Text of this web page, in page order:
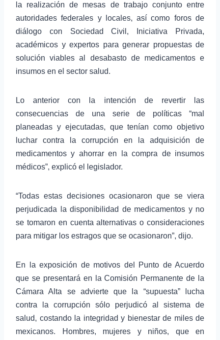
la realización de mesas de trabajo conjunto entre
autoridades federales y locales, así como foros de
diálogo con Sociedad Civil, Iniciativa Privada,
académicos y expertos para generar propuestas de
solución viables al desabasto de medicamentos e
insumos en el sector salud.
Lo anterior con la intención de revertir las
consecuencias de una serie de políticas “mal
planeadas y ejecutadas, que tenían como objetivo
luchar contra la corrupción en la adquisición de
medicamentos y ahorrar en la compra de insumos
médicos”, explicó el legislador.
“Todas estas decisiones ocasionaron que se viera
perjudicada la disponibilidad de medicamentos y no
se tomaron en cuenta alternativas o consideraciones
para mitigar los estragos que se ocasionaron”, dijo.
En la exposición de motivos del Punto de Acuerdo
que se presentará en la Comisión Permanente de la
Cámara Alta se advierte que la “supuesta” lucha
contra la corrupción sólo perjudicó al sistema de
salud, costando la integridad y bienestar de miles de
mexicanos. Hombres, mujeres y niños, que en